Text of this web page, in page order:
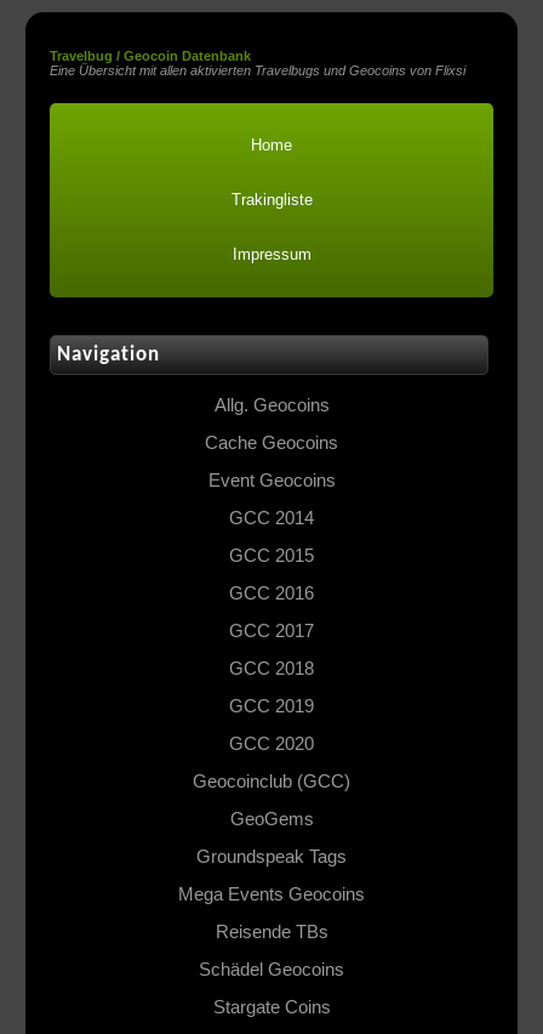
Travelbug / Geocoin Datenbank
Eine Übersicht mit allen aktivierten Travelbugs und Geocoins von Flixsi
Home
Trakingliste
Impressum
Navigation
Allg. Geocoins
Cache Geocoins
Event Geocoins
GCC 2014
GCC 2015
GCC 2016
GCC 2017
GCC 2018
GCC 2019
GCC 2020
Geocoinclub (GCC)
GeoGems
Groundspeak Tags
Mega Events Geocoins
Reisende TBs
Schädel Geocoins
Stargate Coins